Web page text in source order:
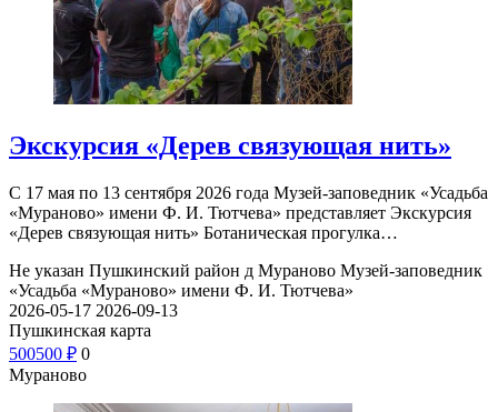
Экскурсия «Дерев связующая нить»
С 17 мая по 13 сентября 2026 года Музей-заповедник «Усадьба
«Мураново» имени Ф. И. Тютчева» представляет Экскурсия
«Дерев связующая нить» Ботаническая прогулка…
Не указан Пушкинский район д Мураново Музей-заповедник
«Усадьба «Мураново» имени Ф. И. Тютчева»
2026-05-17 2026-09-13
Пушкинская карта
500500 ₽ 0
Мураново